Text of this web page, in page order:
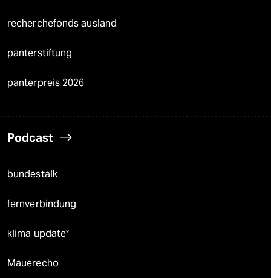
recherchefonds ausland
panterstiftung
panterpreis 2026
Podcast
bundestalk
fernverbindung
klima update°
Mauerecho